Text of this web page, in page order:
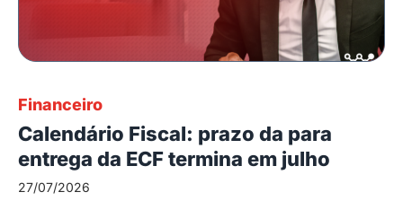
Financeiro
Calendário Fiscal: prazo da para
entrega da ECF termina em julho
27/07/2026